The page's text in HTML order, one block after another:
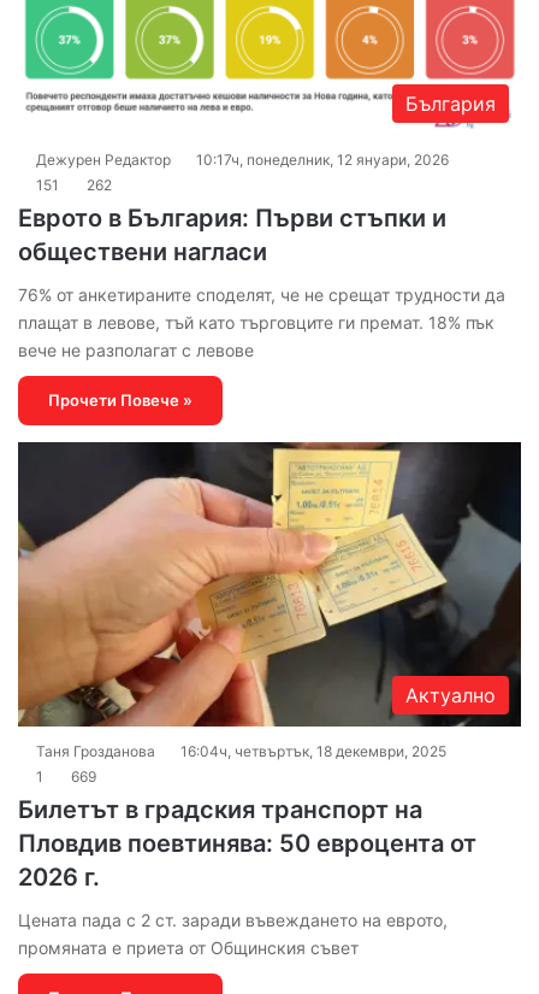
България
Дежурен Редактор
10:17ч, понеделник, 12 януари, 2026
151
262
Еврото в България: Първи стъпки и
обществени нагласи
76% от анкетираните споделят, че не срещат трудности да
плащат в левове, тъй като търговците ги премат. 18% пък
вече не разполагат с левове
Прочети Повече »
Актуално
Таня Грозданова
16:04ч, четвъртък, 18 декември, 2025
1
669
Билетът в градския транспорт на
Пловдив поевтинява: 50 евроцента от
2026 г.
Цената пада с 2 ст. заради въвеждането на еврото,
промяната е приета от Общинския съвет